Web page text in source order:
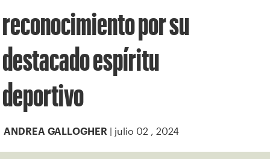
reconocimiento por su
destacado espíritu
deportivo
ANDREA GALLOGHER | julio 02 , 2024